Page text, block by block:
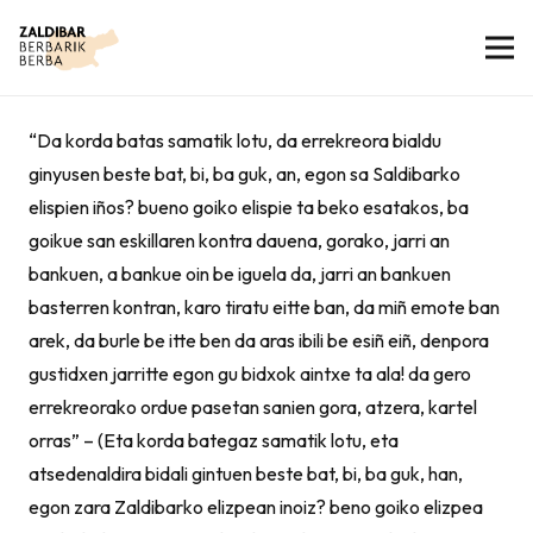
“Da korda batas samatik lotu, da errekreora bialdu
ginyusen beste bat, bi, ba guk, an, egon sa Saldibarko
elispien iños? bueno goiko elispie ta beko esatakos, ba
goikue san eskillaren kontra dauena, gorako, jarri an
bankuen, a bankue oin be iguela da, jarri an bankuen
basterren kontran, karo tiratu eitte ban, da miñ emote ban
arek, da burle be itte ben da aras ibili be esiñ eiñ, denpora
gustidxen jarritte egon gu bidxok aintxe ta ala! da gero
errekreorako ordue pasetan sanien gora, atzera, kartel
orras” – (Eta korda bategaz samatik lotu, eta
atsedenaldira bidali gintuen beste bat, bi, ba guk, han,
egon zara Zaldibarko elizpean inoiz? beno goiko elizpea